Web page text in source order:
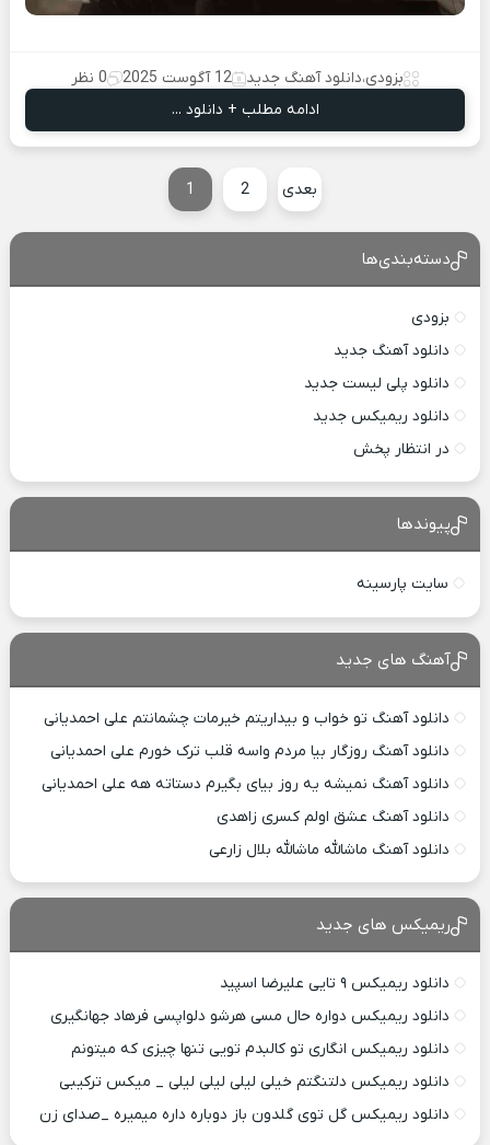
بزودی،دانلود آهنگ جدید 12 آگوست 2025
0 نظر
ادامه مطلب + دانلود ...
1 2 بعدی
دسته‌بندی‌ها
بزودی
دانلود آهنگ جدید
دانلود پلی لیست جدید
دانلود ریمیکس جدید
در انتظار پخش
پیوندها
سایت پارسینه
آهنگ های جدید
دانلود آهنگ تو خواب و بیداریتم خیرمات چشمانتم علی احمدیانی
دانلود آهنگ روزگار بیا مردم واسه قلب ترک خورم علی احمدیانی
دانلود آهنگ نمیشه یه روز بیای بگیرم دستاته هه علی احمدیانی
دانلود آهنگ عشق اولم کسری زاهدی
دانلود آهنگ ماشالله ماشالله بلال زارعی
ریمیکس های جدید
دانلود ریمیکس ۹ تایی علیرضا اسپید
دانلود ریمیکس دواره حال مسی هرشو دلواپسی فرهاد جهانگیری
دانلود ریمیکس انگاری تو کالبدم تویی تنها چیزی که میتونم
دانلود ریمیکس دلتنگتم خیلی لیلی لیلی لیلی _ میکس ترکیبی
دانلود ریمیکس گل توی گلدون باز دوباره داره میمیره _صدای زن